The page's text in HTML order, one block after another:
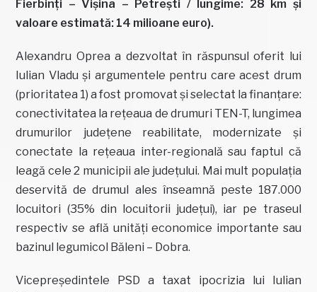
Fierbinți – Vișina – Petrești / lungime: 28 km și
valoare estimată: 14 milioane euro).
Alexandru Oprea a dezvoltat în răspunsul oferit lui
Iulian Vladu și argumentele pentru care acest drum
(prioritatea 1) a fost promovat și selectat la finanțare:
conectivitatea la rețeaua de drumuri TEN-T, lungimea
drumurilor județene reabilitate, modernizate și
conectate la rețeaua inter-regională sau faptul că
leagă cele 2 municipii ale județului. Mai mult populația
deservită de drumul ales înseamnă peste 187.000
locuitori (35% din locuitorii județui), iar pe traseul
respectiv se află unități economice importante sau
bazinul legumicol Băleni – Dobra.
Vicepreședintele PSD a taxat ipocrizia lui Iulian